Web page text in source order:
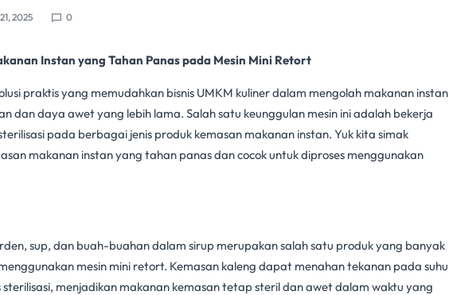
2025 0
Instan yang Tahan Panas pada Mesin Mini Retort
praktis yang memudahkan bisnis UMKM kuliner dalam mengolah makanan instan
dan daya awet yang lebih lama. Salah satu keunggulan mesin ini adalah bekerja
pada berbagai jenis produk kemasan makanan instan. Yuk kita simak
makanan instan yang tahan panas dan cocok untuk diproses menggunakan
sup, dan buah-buahan dalam sirup merupakan salah satu produk yang banyak
mesin mini retort. Kemasan kaleng dapat menahan tekanan pada suhu
sterilisasi, menjadikan makanan kemasan tetap steril dan awet dalam waktu yang